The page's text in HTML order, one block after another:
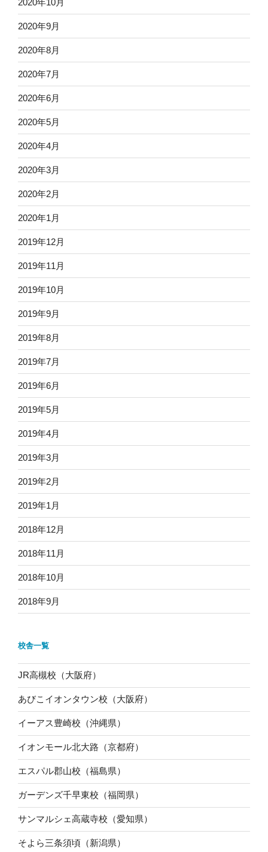
2020年9月
2020年8月
2020年7月
2020年6月
2020年5月
2020年4月
2020年3月
2020年2月
2020年1月
2019年12月
2019年11月
2019年10月
2019年9月
2019年8月
2019年7月
2019年6月
2019年5月
2019年4月
2019年3月
2019年2月
2019年1月
2018年12月
2018年11月
2018年10月
2018年9月
校舎一覧
JR高槻校（大阪府）
あびこイオンタウン校（大阪府）
イーアス豊崎校（沖縄県）
イオンモール北大路（京都府）
エスパル郡山校（福島県）
ガーデンズ千早東校（福岡県）
サンマルシェ高蔵寺校（愛知県）
そよら三条須頃（新潟県）